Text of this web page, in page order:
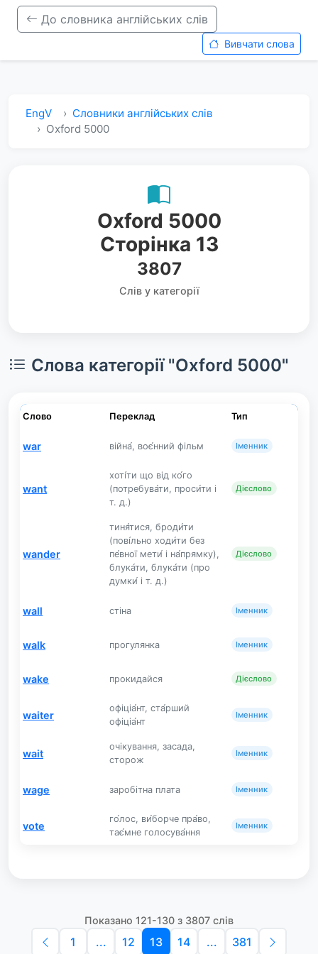
До словника англійських слів
Вивчати слова
EngV
Словники англійських слів
Oxford 5000
Oxford 5000
Сторінка 13
3807
Слів у категорії
Слова категорії "Oxford 5000"
Слово Переклад Тип
war війна́, воє́нний фільм Іменник
want
хоті́ти що від ко́го
(потребува́ти, проси́ти і
т. д.)
Дієслово
wander
тиня́тися, броди́ти
(пові́льно ходи́ти без
пе́вної мети́ і на́прямку),
блука́ти, блука́ти (про
думки́ і т. д.)
Дієслово
wall стіна Іменник
walk прогулянка Іменник
wake прокидайся Дієслово
waiter
офіціа́нт, ста́рший
офіціа́нт
Іменник
wait
очікування, засада,
сторож
Іменник
wage заробітна плата Іменник
vote
го́лос, ви́борче пра́во,
тає́мне голосува́ння
Іменник
Показано 121-130 з 3807 слів
1 ... 12 13 14 ... 381